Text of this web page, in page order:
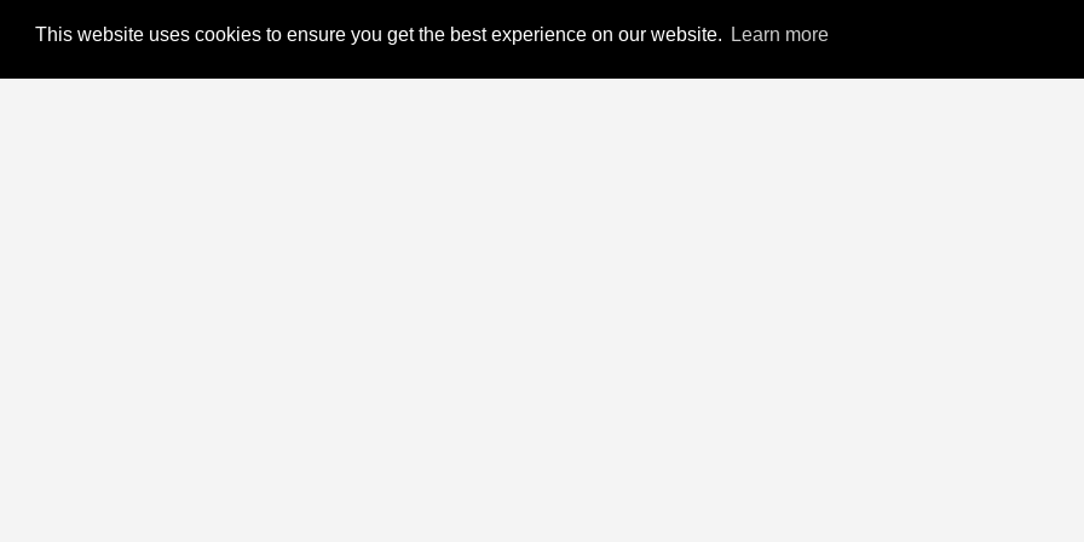
This website uses cookies to ensure you get the best experience on our website. Learn more